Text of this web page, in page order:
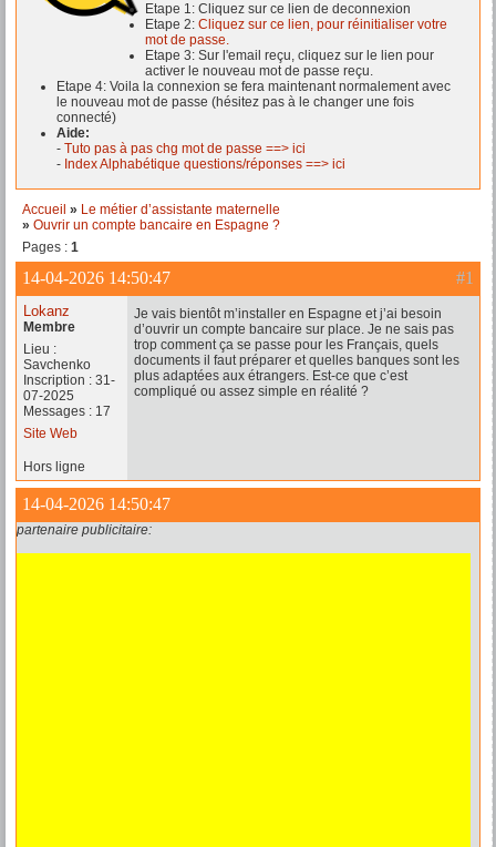
Etape 1: Cliquez sur ce lien de deconnexion
Etape 2: Cliquez sur ce lien, pour réinitialiser votre
mot de passe.
Etape 3: Sur l'email reçu, cliquez sur le lien pour
activer le nouveau mot de passe reçu.
Etape 4: Voila la connexion se fera maintenant normalement avec
le nouveau mot de passe (hésitez pas à le changer une fois
connecté)
Aide:
- Tuto pas à pas chg mot de passe ==> ici
- Index Alphabétique questions/réponses ==> ici
Accueil » Le métier d’assistante maternelle
» Ouvrir un compte bancaire en Espagne ?
Pages : 1
#1
14-04-2026 14:50:47
Lokanz
Membre
Lieu :
Savchenko
Inscription : 31-
07-2025
Messages : 17
Site Web
Je vais bientôt m’installer en Espagne et j’ai besoin
d’ouvrir un compte bancaire sur place. Je ne sais pas
trop comment ça se passe pour les Français, quels
documents il faut préparer et quelles banques sont les
plus adaptées aux étrangers. Est-ce que c’est
compliqué ou assez simple en réalité ?
Hors ligne
14-04-2026 14:50:47
partenaire publicitaire: